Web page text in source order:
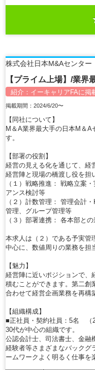
株式会社日本M&Aセンター
【プライム上場】/業界
紹介： イーキャリアFAに掲
掲載期間：2024/6/20〜
【同社について】
M＆A業界最大手の日本M＆
す。
【部署の役割】
経営の見える化を通じて、経
経営陣と現場の橋渡し役を担
（１）戦略推進： 戦略立案
アンス検討等
（２）計数管理： 管理会計
管理、グループ管理等
（３）部署連携： 各本部と
本求人は（２）である予実管
中心に、数値周りの業務を担
【魅力】
経営陣に近いポジションで、
積むことができます。第二創
合わせて経営企画業務を再構
【組織構成】
■正社員・契約社員：5名 （
30代が中心の組織です。
公認会計士、司法書士、金融
経験者等さまざまなバックグ
ームワークよく明るく仕事を